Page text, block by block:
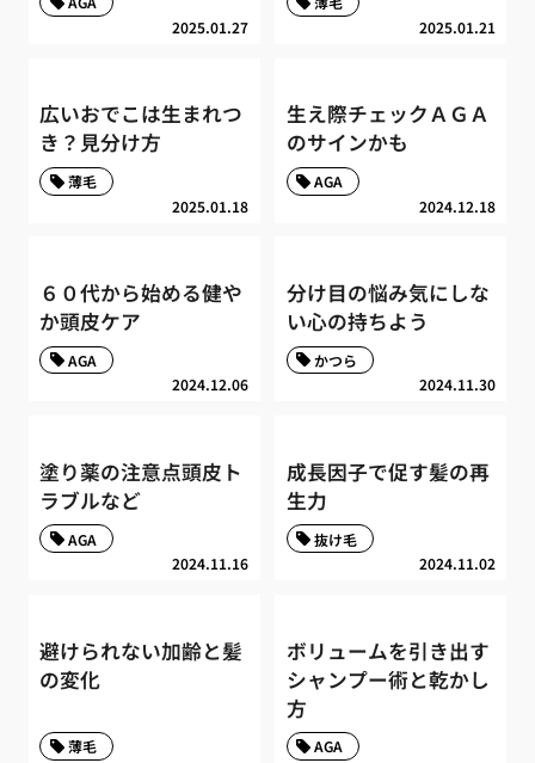
2025.01.27 2025.01.21
広いおでこは生まれつ
き？見分け方
2025.01.18
薄毛
生え際チェックＡＧＡ
のサインかも
2024.12.18
AGA
６０代から始める健や
か頭皮ケア
2024.12.06
AGA
分け目の悩み気にしな
い心の持ちよう
2024.11.30
かつら
塗り薬の注意点頭皮ト
ラブルなど
2024.11.16
AGA
成長因子で促す髪の再
生力
2024.11.02
抜け毛
避けられない加齢と髪
の変化
薄毛
ボリュームを引き出す
シャンプー術と乾かし
方
AGA